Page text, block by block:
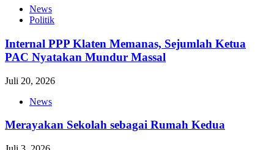
News
Politik
Internal PPP Klaten Memanas, Sejumlah Ketua
PAC Nyatakan Mundur Massal
Juli 20, 2026
News
Merayakan Sekolah sebagai Rumah Kedua